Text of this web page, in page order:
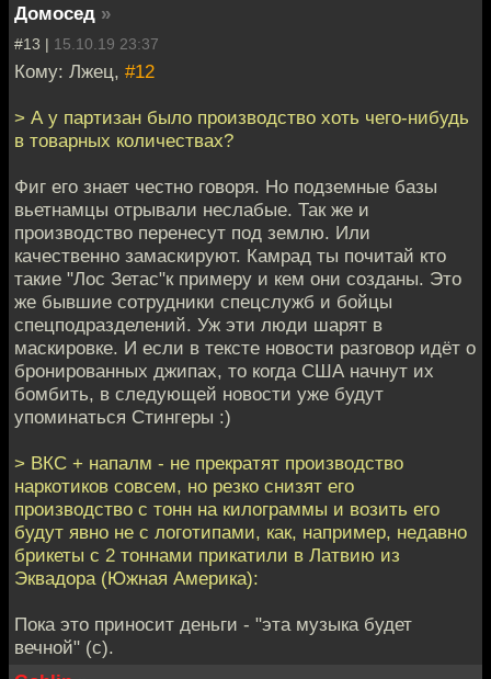
Домосед »
#13 | 15.10.19 23:37
Кому: Лжец, #12
> А у партизан было производство хоть чего-нибудь
в товарных количествах?
Фиг его знает честно говоря. Но подземные базы
вьетнамцы отрывали неслабые. Так же и
производство перенесут под землю. Или
качественно замаскируют. Камрад ты почитай кто
такие "Лос Зетас"к примеру и кем они созданы. Это
же бывшие сотрудники спецслужб и бойцы
спецподразделений. Уж эти люди шарят в
маскировке. И если в тексте новости разговор идёт о
бронированных джипах, то когда США начнут их
бомбить, в следующей новости уже будут
упоминаться Стингеры :)
> ВКС + напалм - не прекратят производство
наркотиков совсем, но резко снизят его
производство с тонн на килограммы и возить его
будут явно не с логотипами, как, например, недавно
брикеты с 2 тоннами прикатили в Латвию из
Эквадора (Южная Америка):
Пока это приносит деньги - "эта музыка будет
вечной" (с).